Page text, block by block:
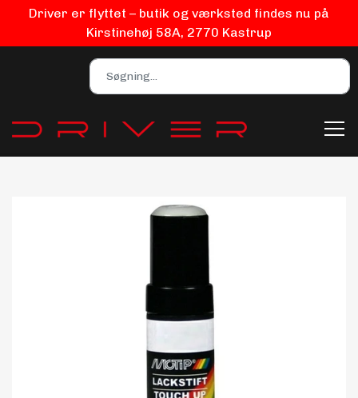
Driver er flyttet – butik og værksted findes nu på
Kirstinehøj 58A, 2770 Kastrup
Bilpleje
Biludstyr
EV Udstyr
Maling